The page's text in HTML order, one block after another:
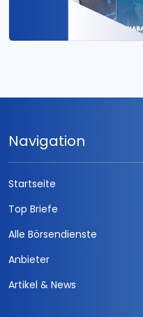
Navigation
Startseite
Top Briefe
Alle Börsendienste
Anbieter
Artikel & News